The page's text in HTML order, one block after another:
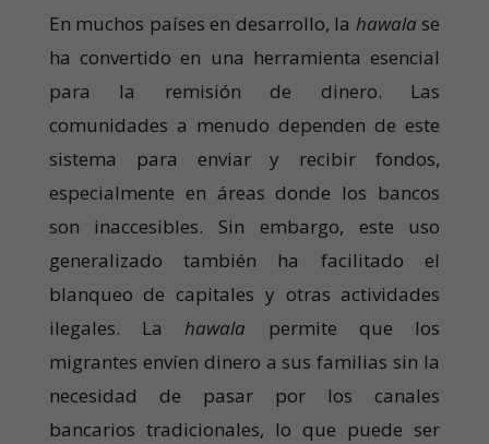
En muchos países en desarrollo, la hawala se
ha convertido en una herramienta esencial
para la remisión de dinero. Las
comunidades a menudo dependen de este
sistema para enviar y recibir fondos,
especialmente en áreas donde los bancos
son inaccesibles. Sin embargo, este uso
generalizado también ha facilitado el
blanqueo de capitales y otras actividades
ilegales. Lahawala permite que los
migrantes envíen dinero a sus familias sin la
necesidad de pasar por los canales
bancarios tradicionales, lo que puede ser